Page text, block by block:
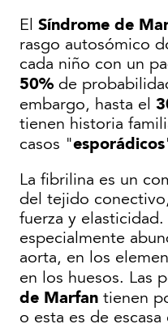
El Síndrome de
rasgo autosómico
cada niño con un
50% de
embargo, hasta el
tienen historia
casos "esporádicos
La fibrilina es un
del tejido
fuerza y
especialmente
aorta, en los
en los huesos. Las
de Marfan tienen
o esta es de escasa